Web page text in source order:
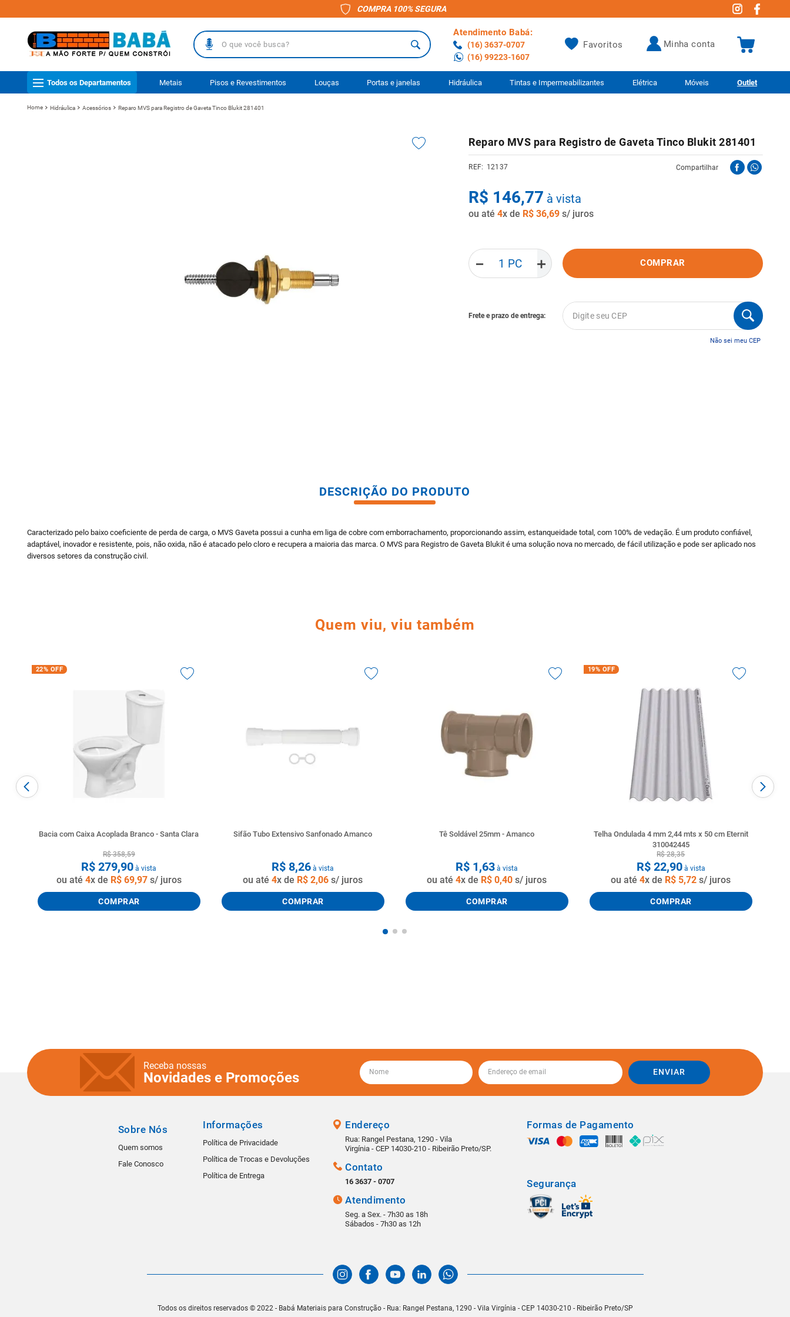
COMPRA 100% SEGURA
O que você busca? Atendimento Babá:
(16) 3637-0707
(16) 99223-1607
Favoritos minha conta
Todos os Departamentos Metais Pisos e Revestimentos Louças Portas e janelas Hidráulica Tintas e Impermeabilizantes Elétrica Móveis Outlet
Hidráulica Acessórios Reparo MVS para Registro de Gaveta Tinco Blukit 281401
Reparo MVS para Registro de Gaveta Tinco Blukit 281401
12137 Compartilhar
R$ 146,77 à vista
ou até4x de R$ 36,69 s/ juros
＋
－ COMPRAR
Não sei meu CEP
DESCRIÇÃO DO PRODUTO
Caracterizado pelo baixo coeficiente de perda de carga, o MVS Gaveta possui a cunha em liga de cobre com emborrachamento, proporcionando assim, estanqueidade total, com 100% de vedação. É um produto confiável,
adaptável, inovador e resistente, pois, não oxida, não é atacado pelo cloro e recupera a maioria das marca. O MVS para Registro de Gaveta Blukit é uma solução nova no mercado, de fácil utilização e pode ser aplicado nos
diversos setores da construção civil.
Quem viu, viu também
22% OFF
Bacia com Caixa Acoplada Branco - Santa Clara
R$ 358,59
R$ 279,90 à vista
ou até 4x de R$ 69,97s/ juros
COMPRAR
Sifão Tubo Extensivo Sanfonado Amanco
R$ 8,26 à vista
ou até4x de R$ 2,06 s/ juros
COMPRAR
Tê Soldável 25mm - Amanco
R$ 1,63 à vista
ou até4x de R$ 0,40 s/ juros
COMPRAR
19% OFF
Telha Ondulada 4 mm 2,44 mts x 50 cm Eternit
310042445
R$ 28,35
R$ 22,90à vista
ou até4x de R$ 5,72 s/ juros
COMPRAR
Receba nossas
Novidades e Promoções ENVIAR
Sobre Nós
Quem somos
Fale Conosco
Informações
Política de Privacidade
Política de Trocas e Devoluções
Política de Entrega
Endereço
Rua: Rangel Pestana, 1290 - Vila
Virgínia - CEP 14030-210 - Ribeirão Preto/SP.
Contato
16 3637 - 0707
Atendimento
Seg. a Sex. - 7h30 as 18h
Sábados - 7h30 as 12h
Formas de Pagamento
Segurança
Todos os direitos reservados © 2022 - Babá Materiais para Construção - Rua: Rangel Pestana, 1290 - Vila Virgínia - CEP 14030-210 - Ribeirão Preto/SP
TERMOS MAIS BUSCADOS
1º piso
10º vaso sanitario caixa acoplada